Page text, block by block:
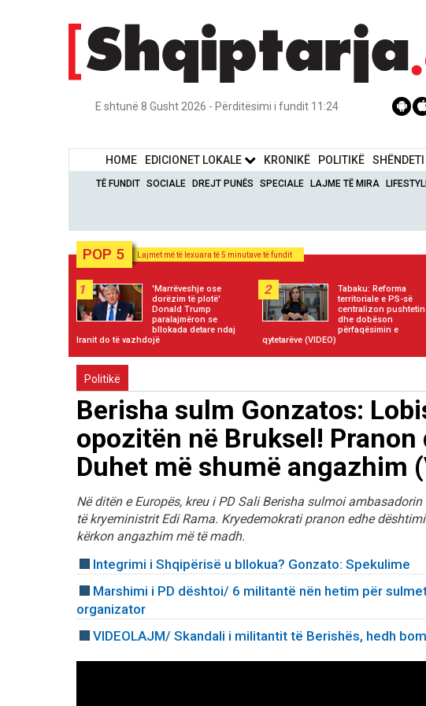
E shtunë 8 Gusht 2026 - Përditësimi i fundit 11:24
HOME EDICIONET LOKALE KRONIKË POLITIKË SHËNDETI
TË FUNDIT SOCIALE DREJT PUNËS SPECIALE LAJME TË MIRA
POP 5 Lajmet më të lexuara të 5 minutave të fundit
1
'Marrëveshje ose
dorëzim të plotë'
Donald Trump
paralajmëron se
bllokada detare ndaj
Iranit do të vazhdojë
2
Tabaku: Reforma
territoriale e PS-së
centralizon pushtetin
dhe dobëson
përfaqësimin e
qytetarëve (VIDEO)
Politikë
Berisha sulm Gonzatos:
opozitën në Bruksel!
Duhet më shumë angazhim
Në ditën e Europës, kreu i PD Sali Berisha sulmoi
të kryeministrit Edi Rama. Kryedemokrati pranon edhe
kërkon angazhim më të madh.
Integrimi i Shqipërisë u bllokua? Gonzato: Spekulime
Marshimi i PD dështoi/ 6 militantë nën hetim për
organizator
VIDEOLAJM/ Skandali i militantit të Berishës, hedh